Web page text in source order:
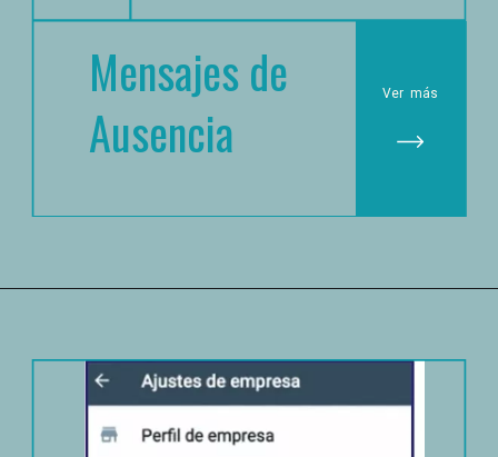
Mensajes de
Ausencia
Ver más